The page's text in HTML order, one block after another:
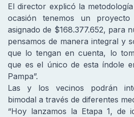
El director explicó la
ocasión tenemos un
asignado de $168.377.652, para
pensamos de manera integral y
que lo tengan en cuenta, lo
que es el único de esta índole
Pampa”.
Las y los vecinos podrán
bimodal a través de diferentes
“Hoy lanzamos la Etapa 1, de